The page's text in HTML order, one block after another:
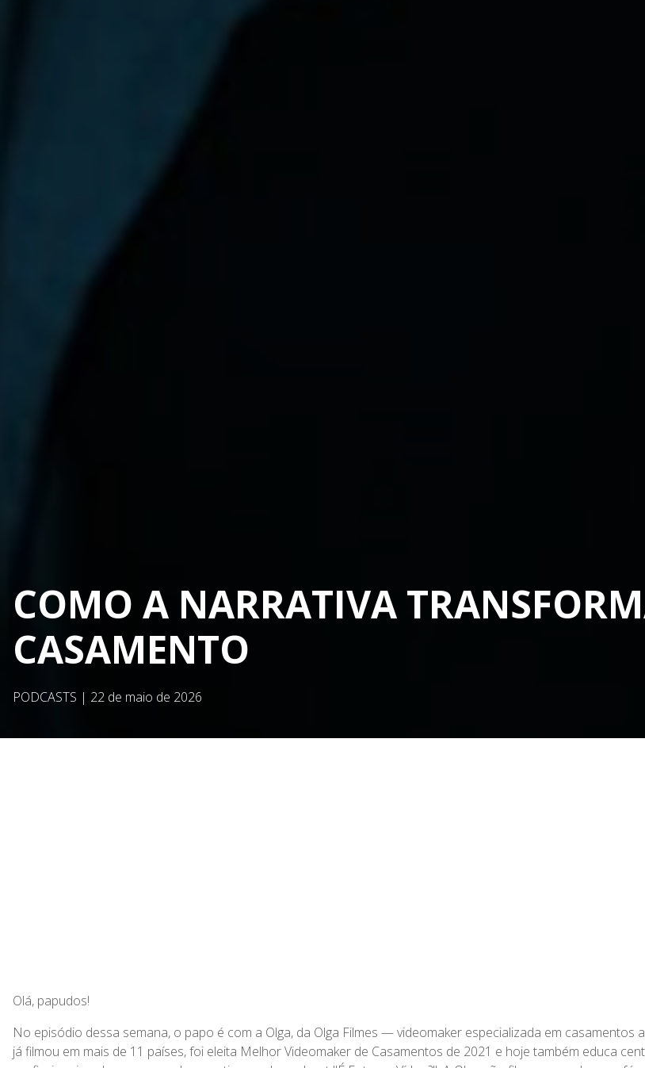
COMO A NARRATIVA
CASAMENTO
PODCASTS | 22 de maio de 2026
Olá, papudos!
No episódio dessa semana, o papo é com a Olga, da Olga Filmes — videomaker especializada em casamentos
já filmou em mais de 11 países, foi eleita Melhor Videomaker de Casamentos de 2021 e hoje também educa